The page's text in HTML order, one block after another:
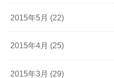
2015年5月 (22)
2015年4月 (25)
2015年3月 (29)